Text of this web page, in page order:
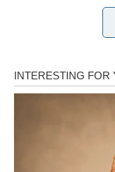
omogućiti da
Bikovi imaju priliku
sasvim spontano.
Blizanci će biti